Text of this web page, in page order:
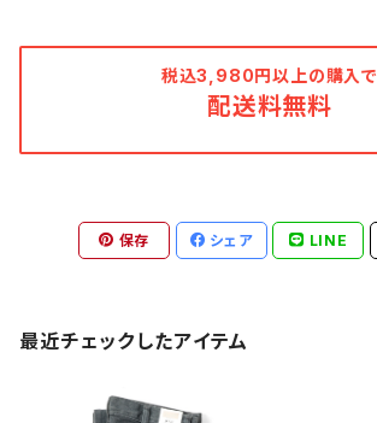
税込3,980円以上の購入で
配送料無料
保存 シェア LINE
最近チェックしたアイテム